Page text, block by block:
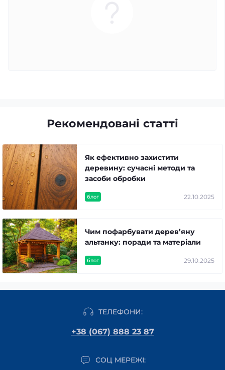
Рекомендовані статті
блог 22.10.2025
Як ефективно захистити
деревину: сучасні методи та
засоби обробки
блог 29.10.2025
Чим пофарбувати дерев’яну
альтанку: поради та матеріали
ТЕЛЕФОНИ:
+38 (067) 888 23 87
СОЦ МЕРЕЖІ: